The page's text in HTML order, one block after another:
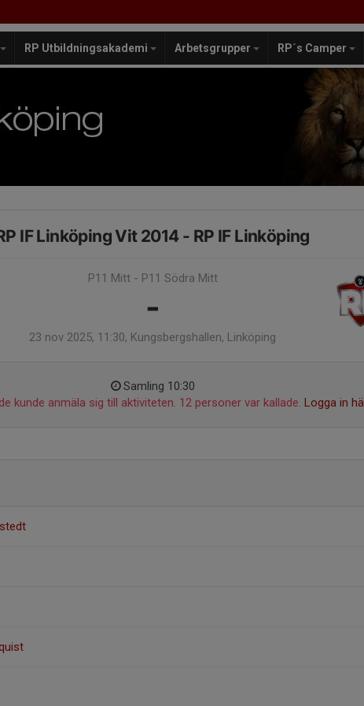
RP Utbildningsakademi Arbetsgrupper RP´s Camper
IF Linköping Vit 2014 - RP IF Linköping
P11 Mitt - P11 Södra Mitt
-
23 nov 2025, 11:30, Kungsbergshallen, Linköping
Samling 10:30
kunde anmäla sig till aktiviteten. 12 personer var kallade. Logga in